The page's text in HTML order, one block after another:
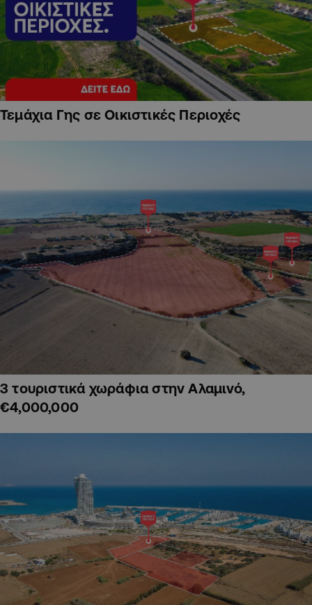
Τεμάχια Γης σε Οικιστικές Περιοχές
3 τουριστικά χωράφια στην Αλαμινό,
€4,000,000